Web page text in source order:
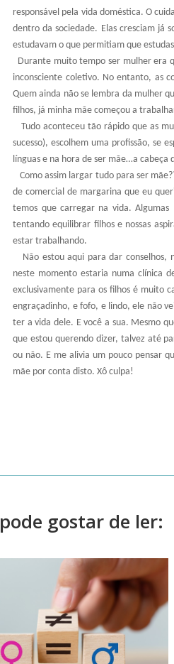
responsável pela vida doméstica. O
dentro da sociedade. Elas cresciam já
estudavam o que permitiam que
Durante muito tempo ser mulher era
inconsciente coletivo. No entanto, as
Quem ainda não se lembra da mulher
filhos, já minha mãe começou a
Tudo aconteceu tão rápido que as
sucesso), escolhem uma profissão, se
línguas e na hora de ser mãe…a cabeça
Como assim largar tudo para ser
de comercial de margarina que eu
temos que carregar na vida.
tentando equilibrar filhos e nossas
estar trabalhando.
Não estou aqui para dar conselhos,
neste momento estaria numa clínica
exclusivamente para os filhos é muito
engraçadinho, e fofo, e lindo, ele não
ter a vida dele. E você a sua. Mesmo
que estou querendo dizer, talvez até
ou não. E me alivia um pouco pensar
mãe por conta disto. Xô culpa!
gostar de ler: